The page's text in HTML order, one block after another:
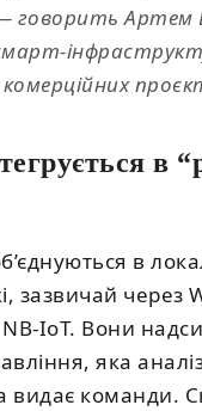
говорить Артем
в
в
зазвичай через
IoT. Вони
яка
видає команди.